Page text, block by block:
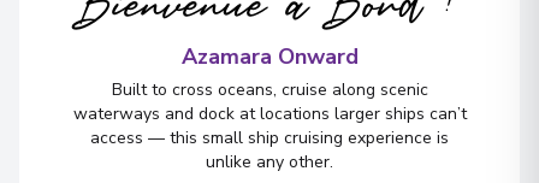
Arrivée
03/12/2026 08:00
04/12/2026 18:00
Séjour d'une nuit
Voir plus de détails et informations
Azamara Onward
Built to cross oceans, cruise along scenic
waterways and dock at locations larger ships can’t
access — this small ship cruising experience is
unlike any other.